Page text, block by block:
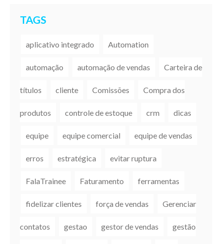
TAGS
aplicativo integrado Automation
automação automação de vendas Carteira de
títulos cliente Comissões Compra dos
produtos controle de estoque crm dicas
equipe equipe comercial equipe de vendas
erros estratégica evitar ruptura
FalaTrainee Faturamento ferramentas
fidelizar clientes força de vendas Gerenciar
contatos gestao gestor de vendas gestão